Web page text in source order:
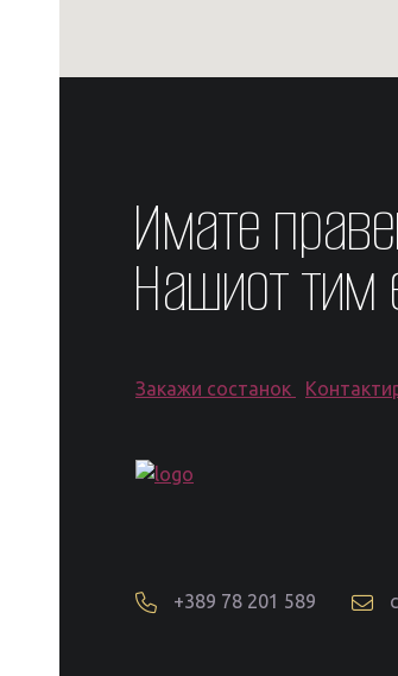
Имате
Нашиот тим
Закажи состанок
+389 78 201 589